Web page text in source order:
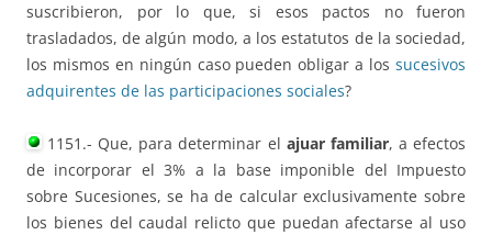
suscribieron, por lo que, si esos pactos no fueron
trasladados, de algún modo, a los estatutos de la sociedad,
los mismos en ningún caso pueden obligar a los sucesivos
adquirentes de las participaciones sociales?
1151.- Que, para determinar el ajuar familiar, a efectos
de incorporar el 3% a la base imponible del Impuesto
sobre Sucesiones, se ha de calcular exclusivamente sobre
los bienes del caudal relicto que puedan afectarse al uso